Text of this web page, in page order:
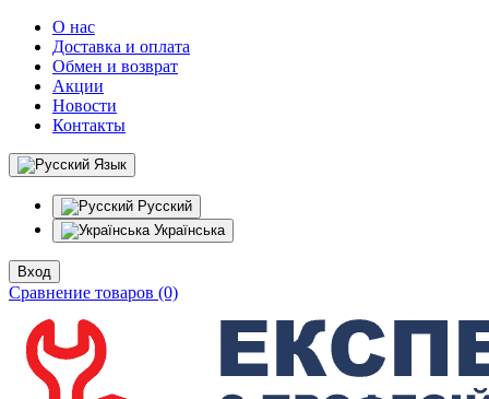
О нас
Доставка и оплата
Обмен и возврат
Акции
Новости
Контакты
Язык
Русский
Українська
Вход
Сравнение товаров (0)